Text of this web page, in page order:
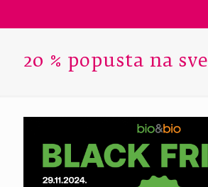
20 % popusta na sve